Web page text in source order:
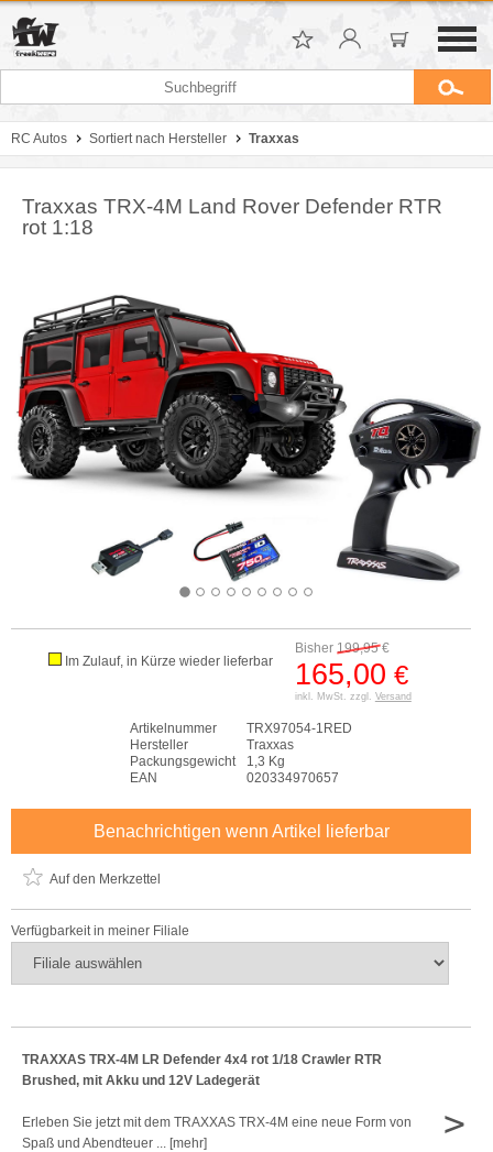
RC Autos Sortiert nach Hersteller Traxxas
Traxxas TRX-4M Land Rover Defender RTR
rot 1:18
Bisher 199,95€
165,00 €
inkl. MwSt. zzgl. Versand
Im Zulauf, in Kürze wieder lieferbar
Artikelnummer
TRX97054-1RED
Hersteller
Traxxas
Packungsgewicht
1,3 Kg
EAN
020334970657
Benachrichtigen wenn Artikel lieferbar
Auf den Merkzettel
Verfügbarkeit in meiner Filiale
TRAXXAS TRX-4M LR Defender 4x4 rot 1/18 Crawler RTR
Brushed, mit Akku und 12V Ladegerät
Erleben Sie jetzt mit dem TRAXXAS TRX-4M eine neue Form von
Spaß und Abendteuer ... [mehr]
>